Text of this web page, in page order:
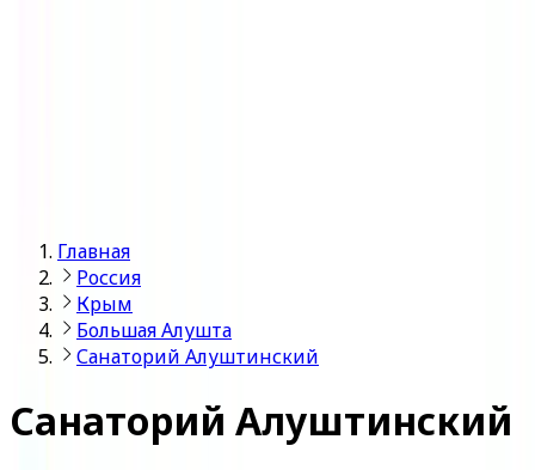
Главная
Россия
Крым
Большая Алушта
Санаторий Алуштинский
Санаторий Алуштинский